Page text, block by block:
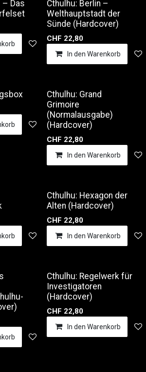
– Das
Auf die Wunschliste
Cthulhu: Berlin –
Welthauptstadt der
Sünde (Hardcover)
CHF 22,80
In den Warenkorb
Auf die Wunschliste
Cthulhu: Grand
Grimoire
(Normalausgabe)
(Hardcover)
CHF 22,80
In den Warenkorb
Auf die Wunschliste
Cthulhu: Hexagon der
Alten (Hardcover)
CHF 22,80
In den Warenkorb
Auf die Wunschliste
Cthulhu: Regelwerk für
Investigatoren
(Hardcover)
CHF 22,80
In den Warenkorb